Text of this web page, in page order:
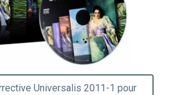
Universalis 2011-1 pour